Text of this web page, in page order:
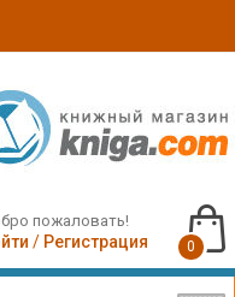
пожаловать!
/ Регистрация 0